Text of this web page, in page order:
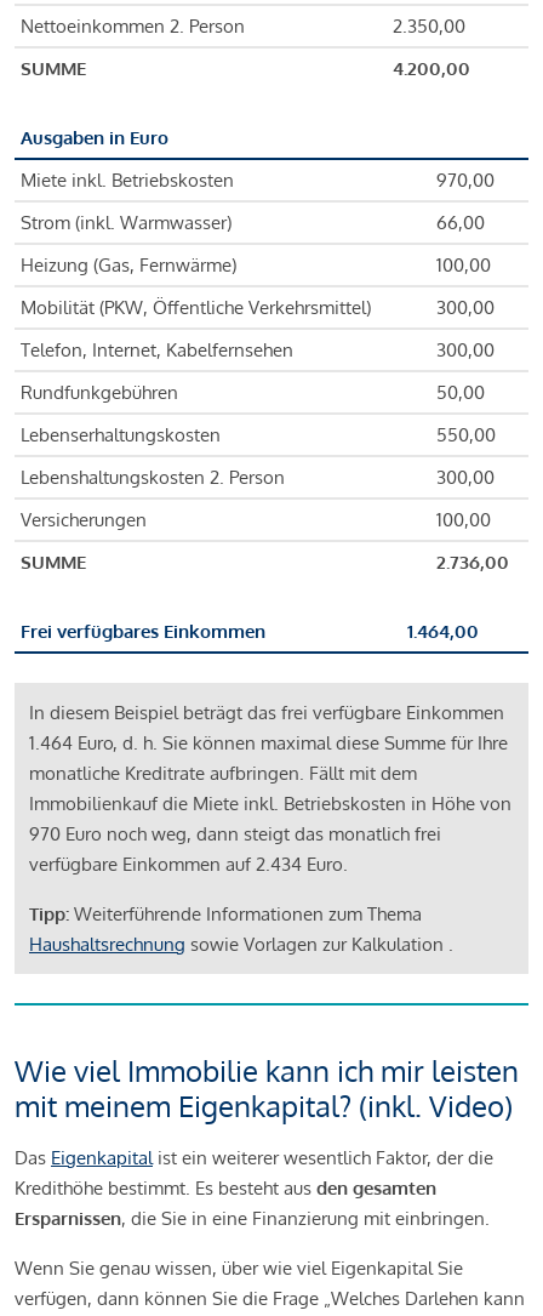
Nettoeinkommen 2. Person
2.350,00
SUMME
4.200,00
Ausgaben in Euro
Miete inkl. Betriebskosten
970,00
Strom (inkl. Warmwasser)
66,00
Heizung (Gas, Fernwärme)
100,00
Mobilität (PKW, Öffentliche Verkehrsmittel)
300,00
Telefon, Internet, Kabelfernsehen
300,00
Rundfunkgebühren
50,00
Lebenserhaltungskosten
550,00
Lebenshaltungskosten 2. Person
300,00
Versicherungen
100,00
SUMME
2.736,00
Frei verfügbares Einkommen 1.464,00
In diesem Beispiel beträgt das frei verfügbare Einkommen
1.464 Euro, d. h. Sie können maximal diese Summe für Ihre
monatliche Kreditrate aufbringen. Fällt mit dem
Immobilienkauf die Miete inkl. Betriebskosten in Höhe von
970 Euro noch weg, dann steigt das monatlich frei
verfügbare Einkommen auf 2.434 Euro.
Tipp: Weiterführende Informationen zum Thema
Haushaltsrechnung sowie Vorlagen zur Kalkulation .
Wie viel Immobilie kann ich mir leisten
mit meinem Eigenkapital? (inkl. Video)
Das Eigenkapitalist ein weiterer wesentlich Faktor, der die
Kredithöhe bestimmt. Es besteht aus den gesamten
Ersparnissen, die Sie in eine Finanzierung mit einbringen.
Wenn Sie genau wissen, über wie viel Eigenkapital Sie
verfügen, dann können Sie die Frage „Welches Darlehen kann